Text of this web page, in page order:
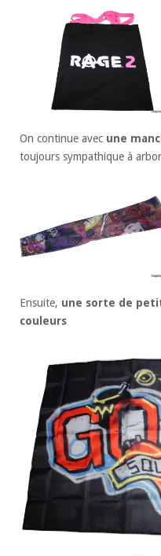
On continue avec une
toujours sympathique à
Ensuite, une sorte de
couleurs